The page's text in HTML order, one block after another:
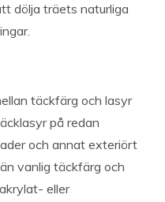
dölja träets naturliga
täckfärg och lasyr
på redan
och annat exteriört
vanlig täckfärg och
eller